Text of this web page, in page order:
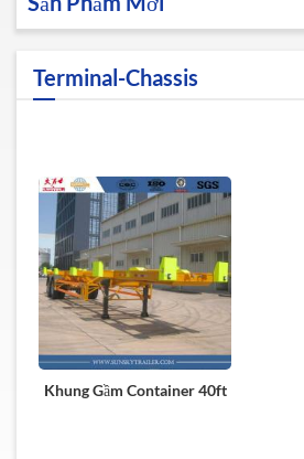
Terminal-Chassis
Khung Gầm Container 40ft